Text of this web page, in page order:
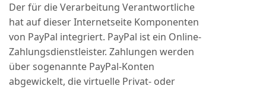
Der für die Verarbeitung Verantwortliche
hat auf dieser Internetseite Komponenten
von PayPal integriert. PayPal ist ein Online-
Zahlungsdienstleister. Zahlungen werden
über sogenannte PayPal-Konten
abgewickelt, die virtuelle Privat- oder